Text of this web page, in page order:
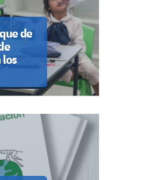
de
los